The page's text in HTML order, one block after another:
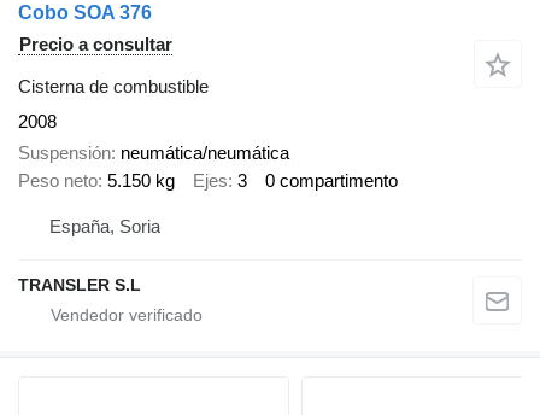
Cobo SOA 376
Precio a consultar
Cisterna de combustible
2008
Suspensión neumática/neumática
Peso neto 5.150 kg Ejes 3 0 compartimento
España, Soria
TRANSLER S.L